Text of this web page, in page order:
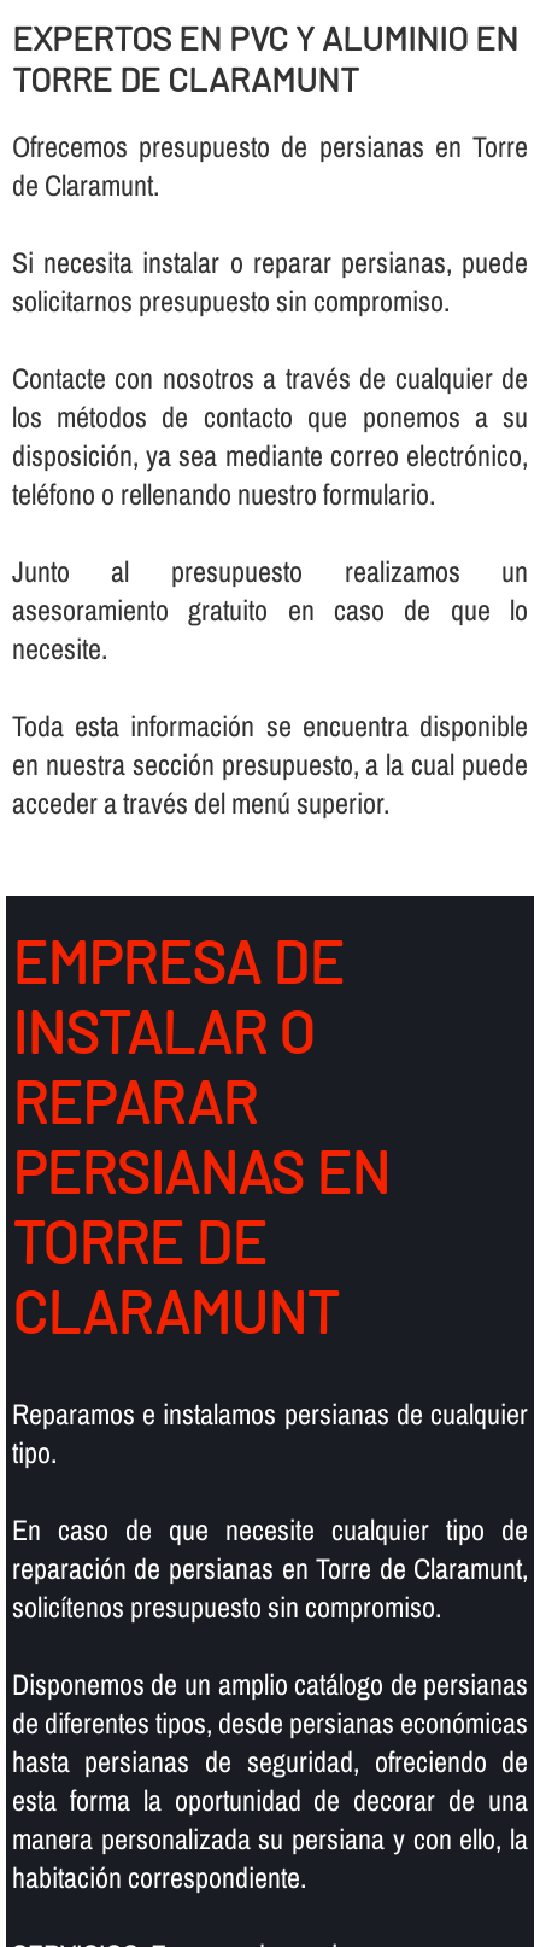
EXPERTOS EN PVC Y ALUMINIO EN
TORRE DE CLARAMUNT
Ofrecemos presupuesto de persianas en Torre
de Claramunt.
Si necesita instalar o reparar persianas, puede
solicitarnos presupuesto sin compromiso.
Contacte con nosotros a través de cualquier de
los métodos de contacto que ponemos a su
disposición, ya sea mediante correo electrónico,
teléfono o rellenando nuestro formulario.
Junto al presupuesto realizamos un
asesoramiento gratuito en caso de que lo
necesite.
Toda esta información se encuentra disponible
en nuestra sección presupuesto, a la cual puede
acceder a través del menú superior.
EMPRESA DE
INSTALAR O
REPARAR
PERSIANAS EN
TORRE DE
CLARAMUNT
Reparamos e instalamos persianas de cualquier
tipo.
En caso de que necesite cualquier tipo de
reparación de persianas en Torre de Claramunt,
solicí­tenos presupuesto sin compromiso.
Disponemos de un amplio catálogo de persianas
de diferentes tipos, desde persianas económicas
hasta persianas de seguridad, ofreciendo de
esta forma la oportunidad de decorar de una
manera personalizada su persiana y con ello, la
habitación correspondiente.